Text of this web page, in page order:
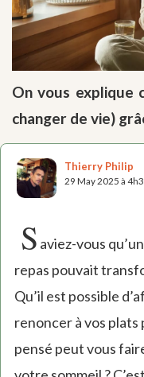
On vous explique
changer de vie)
Thierry Philip
29 May 2025 à
S aviez-vous
repas pouvait
Qu’il est possible
renoncer à vos plats
pensé peut vous